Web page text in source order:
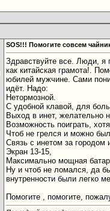
SOS!!! Помогите совсем
Здравствуйте все. Люди, я
как китайская грамота!.
юбилей мужчине. Сами
идёт. Надо:
Нетормозной.
С удобной клавой, для
Выход в инет, желательно
Возможность поиграть,
Чтоб не грелся и можно
Связь с инетом за городом
Экран 13-15,
Максимально мощная
Ну и чтоб не ломался, да
внутренности были легко
Помогите , помогите,